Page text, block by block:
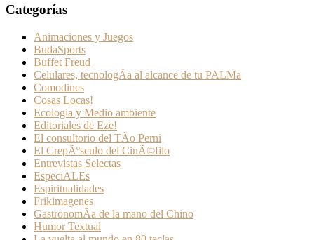
Categorías
Animaciones y Juegos
BudaSports
Buffet Freud
Celulares, tecnologÃ­a al alcance de tu PALMa
Comodines
Cosas Locas!
Ecologia y Medio ambiente
Editoriales de Eze!
El consultorio del TÃ­o Perni
El CrepÃºsculo del CinÃ©filo
Entrevistas Selectas
EspeciALEs
Espiritualidades
Frikimagenes
GastronomÃ­a de la mano del Chino
Humor Textual